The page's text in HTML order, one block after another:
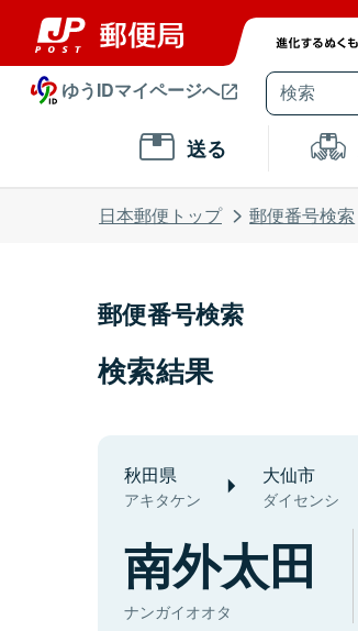
ゆうIDマイページへ
送る
日本郵便トップ 郵便番号検索
郵便番号検索
検索結果
秋田県
アキタケン
大仙市
ダイセンシ
南外太田
ナンガイオオタ